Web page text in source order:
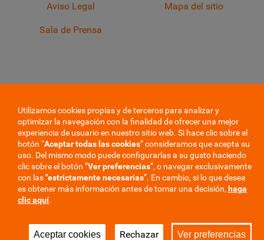
Aviso Legal Mapa del sitio
Sala de Prensa
Utilizamos cookies propias y de terceros para analizar y
optimizar la navegación con la finalidad de ofrecer una mejor
experiencia de usuario en nuestro sitio web. Si hace clic sobre el
botón “Aceptar todas las cookies” consideramos que acepta su
uso. Del mismo modo puede configurarlas a su gusto haciendo
clic sobre el botón ”Ver preferencias”, o navegar exclusivamente
con las"estrictamentenecesarias”. En cambio, si lo que desea
es obtener más información antes de tomar una decisión, haga
clic aquí.
Aceptar cookies Ver preferencias
Rechazar